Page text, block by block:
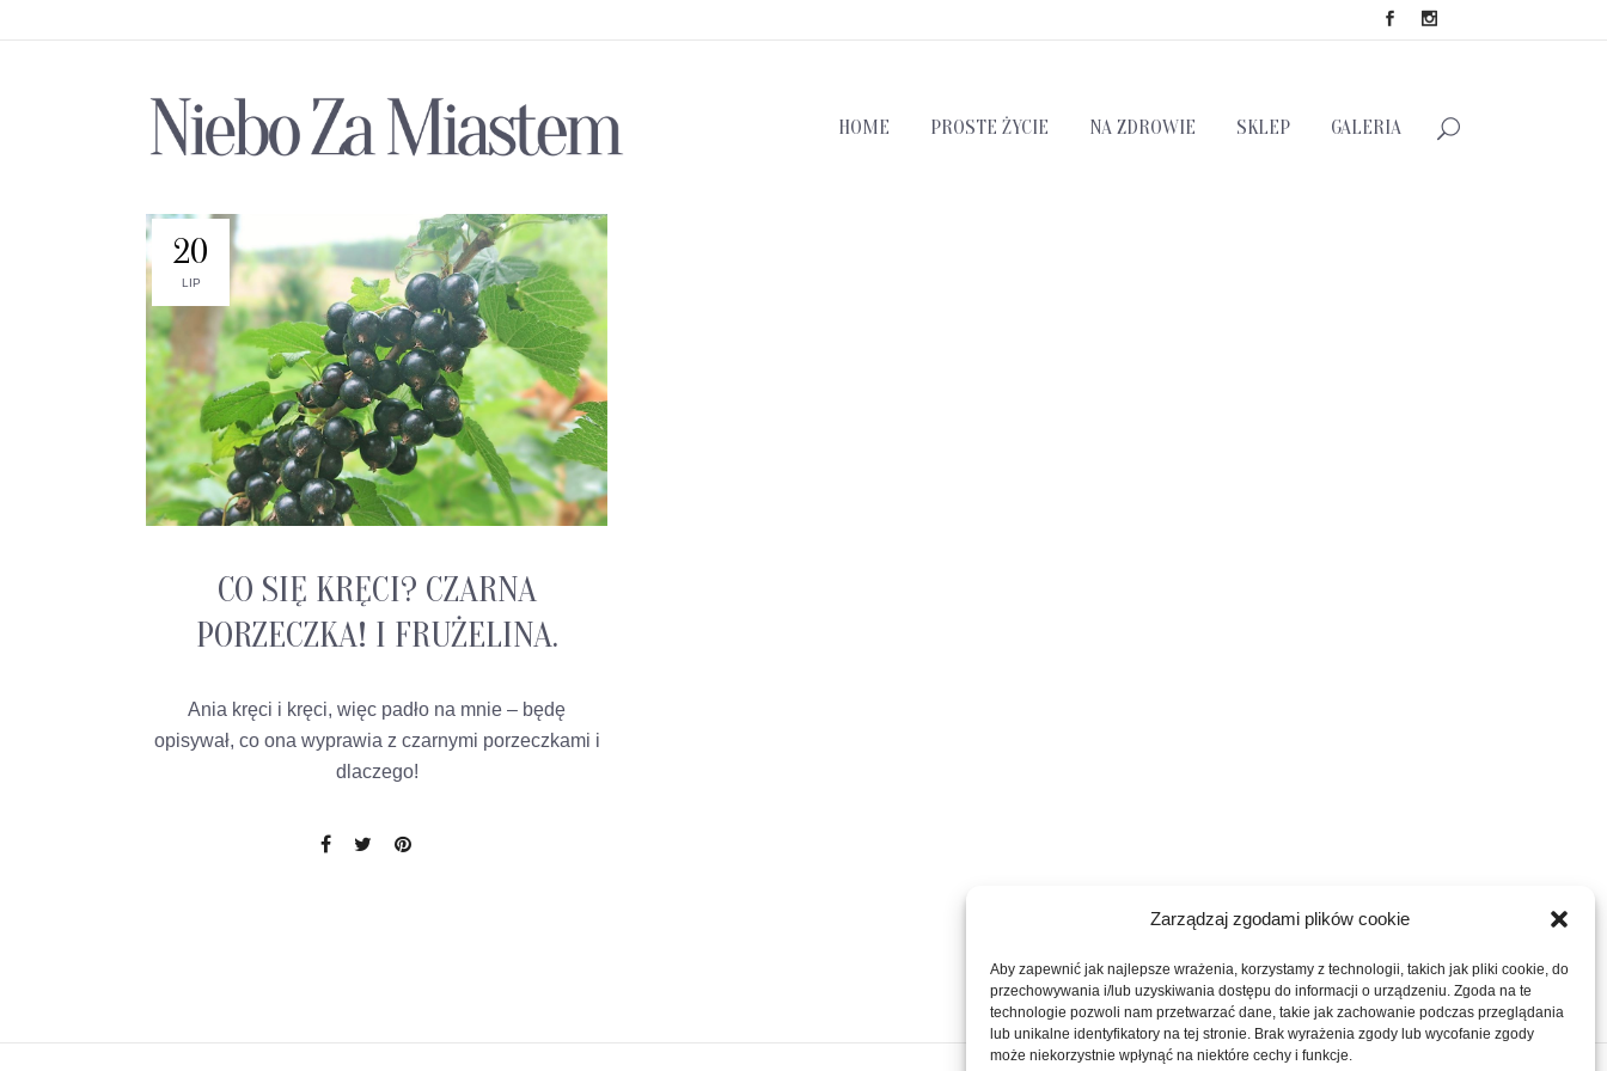
Zarządzaj zgodami plików cookie
Aby zapewnić jak najlepsze wrażenia, korzystamy z technologii, takich jak pliki cookie, do
przechowywania i/lub uzyskiwania dostępu do informacji o urządzeniu. Zgoda na te
technologie pozwoli nam przetwarzać dane, takie jak zachowanie podczas przeglądania
lub unikalne identyfikatory na tej stronie. Brak wyrażenia zgody lub wycofanie zgody
może niekorzystnie wpłynąć na niektóre cechy i funkcje.
HOME PROSTE ŻYCIE NA ZDROWIE SKLEP GALERIA
20
LIP
CO SIĘ KRĘCI? CZARNA
PORZECZKA! I FRUŻELINA.
Ania kręci i kręci, więc padło na mnie – będę
opisywał, co ona wyprawia z czarnymi porzeczkami i
dlaczego!